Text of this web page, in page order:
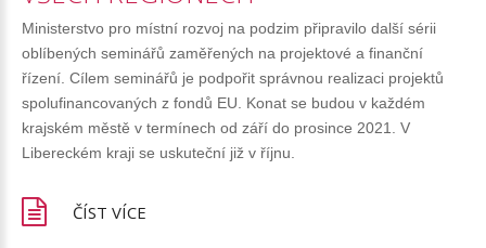
Ministerstvo pro místní rozvoj na podzim připravilo další sérii
oblíbených seminářů zaměřených na projektové a finanční
řízení. Cílem seminářů je podpořit správnou realizaci projektů
spolufinancovaných z fondů EU. Konat se budou v každém
krajském městě v termínech od září do prosince 2021. V
Libereckém kraji se uskuteční již v říjnu.
ČÍST VÍCE